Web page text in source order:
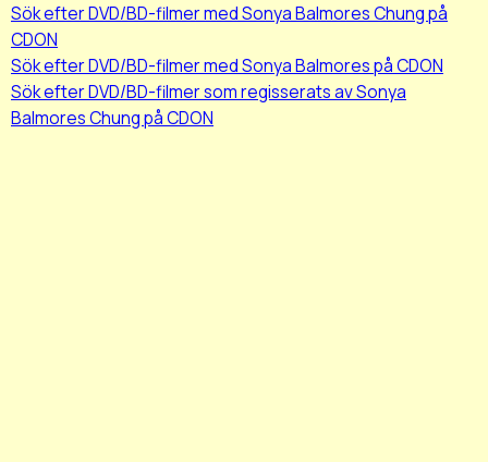
Sök efter DVD/BD-filmer med Sonya Balmores Chung på
CDON
Sök efter DVD/BD-filmer med Sonya Balmores på CDON
Sök efter DVD/BD-filmer som regisserats av Sonya
Balmores Chung på CDON